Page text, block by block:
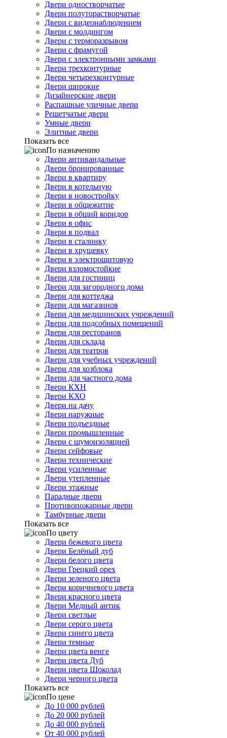
Двери одностворчатые
Двери полуторастворчатые
Двери с видеонаблюдением
Двери с молдингом
Двери с терморазрывом
Двери с фрамугой
Двери с электронными замками
Двери трехконтурные
Двери четырехконтурные
Двери широкие
Дизайнерские двери
Распашные уличные двери
Решетчатые двери
Умные двери
Элитные двери
Показать все
По назначению
Двери антивандальные
Двери бронированные
Двери в квартиру
Двери в котельную
Двери в новостройку
Двери в общежитие
Двери в общий коридор
Двери в офис
Двери в подвал
Двери в сталинку
Двери в хрущевку
Двери в электрощитовую
Двери взломостойкие
Двери для гостиниц
Двери для загородного дома
Двери для коттеджа
Двери для магазинов
Двери для медицинских учреждений
Двери для подсобных помещений
Двери для ресторанов
Двери для склада
Двери для театров
Двери для учебных учреждений
Двери для хозблока
Двери для частного дома
Двери КХН
Двери КХО
Двери на дачу
Двери наружные
Двери подъездные
Двери промышленные
Двери с шумоизоляцией
Двери сейфовые
Двери технические
Двери усиленные
Двери утепленные
Двери этажные
Парадные двери
Противопожарные двери
Тамбурные двери
Показать все
По цвету
Двери бежевого цвета
Двери Белёный дуб
Двери белого цвета
Двери Грецкий орех
Двери зеленого цвета
Двери коричневого цвета
Двери красного цвета
Двери Медный антик
Двери светлые
Двери серого цвета
Двери синего цвета
Двери темные
Двери цвета венге
Двери цвета Дуб
Двери цвета Шоколад
Двери черного цвета
Показать все
По цене
До 10 000 рублей
До 20 000 рублей
До 40 000 рублей
От 40 000 рублей